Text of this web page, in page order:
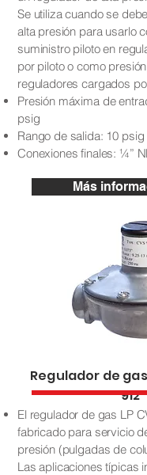
Se utiliza cuando se
alta presión para usarlo
suministro piloto en
por piloto o como
reguladores cargados
Presión máxima de
psig
Rango de salida: 10
Conexiones finales: ¼”
Más
Regulador de gas
912
El regulador de gas LP
fabricado para servicio
presión (pulgadas de
Las aplicaciones típicas